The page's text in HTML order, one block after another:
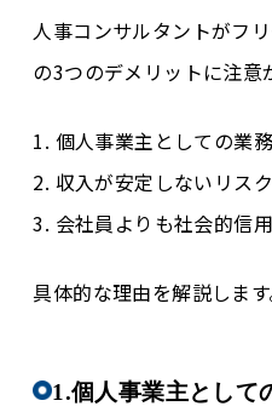
人事コンサルタントがフ
の3つのデメリットに注意
1. 個人事業主としての業
2. 収入が安定しないリス
3. 会社員よりも社会的信
具体的な理由を解説します
1.個人事業主として